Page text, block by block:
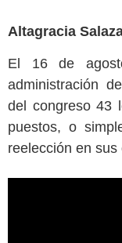
Altagracia
El 16 de
administración
del congreso 43
puestos, o
reelección en sus